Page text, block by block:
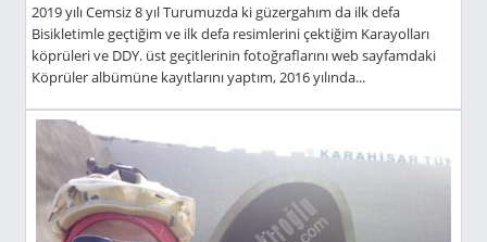
2019 yılı Cemsiz 8 yıl Turumuzda ki güzergahım da ilk defa
Bisikletimle geçtiğim ve ilk defa resimlerini çektiğim Karayolları
köprüleri ve DDY. üst geçitlerinin fotoğraflarını web sayfamdaki
Köprüler albümüne kayıtlarını yaptım, 2016 yılında...